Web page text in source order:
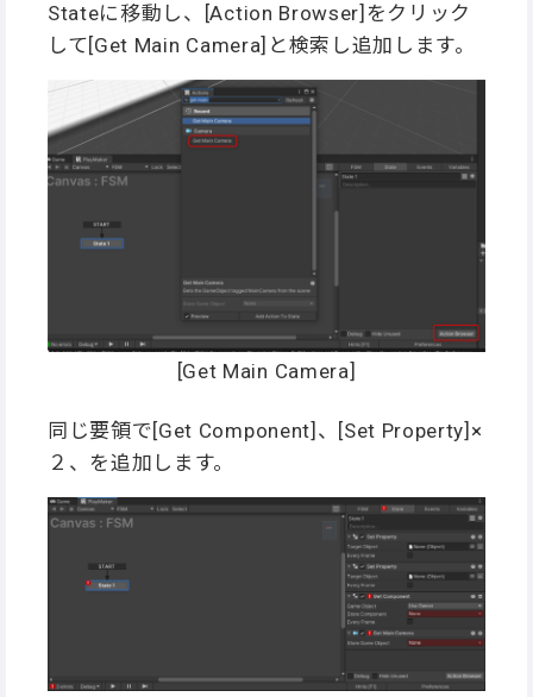
Stateに移動し、[Action Browser]をクリック
して[Get Main Camera]と検索し追加します。
[Get Main Camera]
同じ要領で[Get Component]、[Set Property]×
２、を追加します。